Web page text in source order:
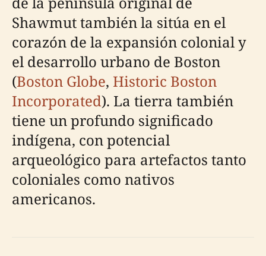
Shawmut también la sitúa en el
corazón de la expansión colonial y
el desarrollo urbano de Boston
(Boston Globe, Historic Boston
Incorporated). La tierra también
tiene un profundo significado
indígena, con potencial
arqueológico para artefactos tanto
coloniales como nativos
americanos.